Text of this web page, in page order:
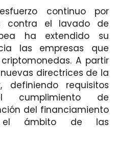
continuo por
contra el lavado de
ha extendido su
las empresas que
A partir
directrices de la
definiendo requisitos
cumplimiento de
del financiamiento
el ámbito de las